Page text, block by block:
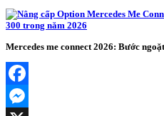
Mercedes me connect 2026: Bước
Facebook